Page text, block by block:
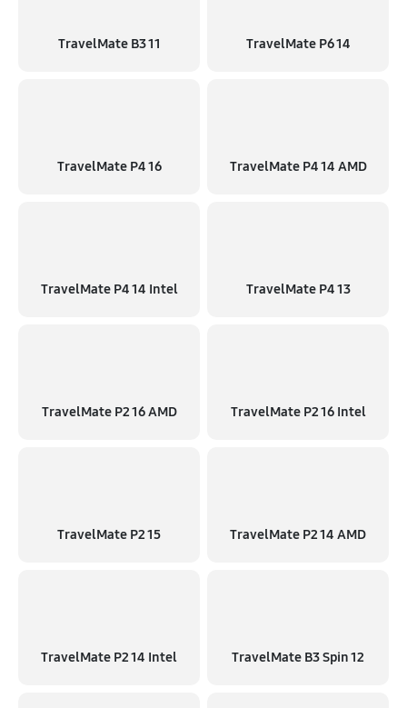
TravelMate B3 11 TravelMate P6 14
TravelMate P4 16 TravelMate P4 14 AMD
TravelMate P4 14 Intel TravelMate P4 13
TravelMate P2 16 AMD TravelMate P2 16 Intel
TravelMate P2 15 TravelMate P2 14 AMD
TravelMate P2 14 Intel TravelMate B3 Spin 12